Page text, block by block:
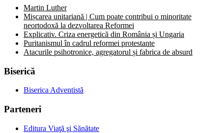
Martin Luther
Mișcarea unitariană | Cum poate contribui o minoritate
neortodoxă la dezvoltarea Reformei
Explicativ. Criza energetică din România și Ungaria
Puritanismul în cadrul reformei protestante
Atacurile psihotronice, agregatorul și fabrica de absurd
Biserică
Biserica Adventistă
Parteneri
Editura Viaţă şi Sănătate